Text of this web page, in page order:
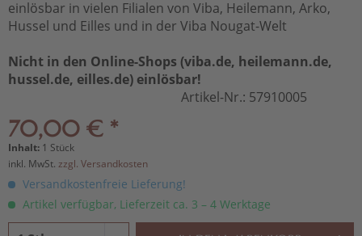
einlösbar in vielen Filialen von Viba, Heilemann, Arko,
Hussel und Eilles und in der Viba Nougat-Welt
Nicht in den Online-Shops (viba.de, heilemann.de,
hussel.de, eilles.de) einlösbar!
Artikel-Nr.: 57910005
70,00 € *
Inhalt: 1 Stück
inkl. MwSt. zzgl. Versandkosten
Versandkostenfreie Lieferung!
Artikel verfügbar, Lieferzeit ca. 3 – 4 Werktage